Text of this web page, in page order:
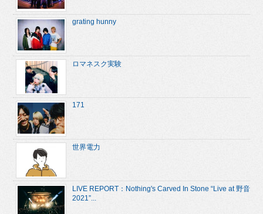
grating hunny
ロマネスク実験
171
世界電力
LIVE REPORT：Nothing's Carved In Stone “Live at 野音
2021”...